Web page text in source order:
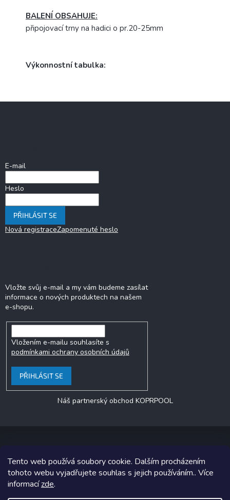
Tento web používá soubory cookie. Dalším procházením
tohoto webu vyjadřujete souhlas s jejich používáním.. Více
informacízde.
BALENÍ OBSAHUJE:
připojovací trny na hadici o pr.20-25mm
Výkonnostní tabulka:
E-mail
Heslo
PŘIHLÁSIT SE
Nová registraceZapomenuté heslo
Vložte svůj e-mail a my vám budeme zasílat
informace o nových produktech na našem
e-shopu.
Vložením e-mailu souhlasíte s
podmínkami ochrany osobních údajů
PŘIHLÁSIT SE
Náš partnerský obchod KOPRPOOL
Copyright 2026jezero.cz. Všechna práva vyhrazena.
Grafický návrh vytvořil a na Shoptet implementoval
Shoptetak.cz.